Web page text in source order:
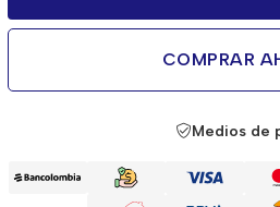
COMPRAR
Medios de